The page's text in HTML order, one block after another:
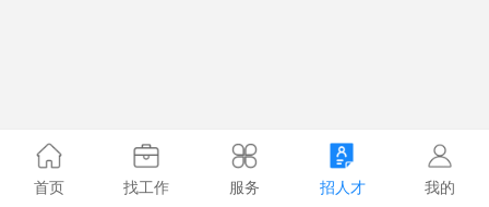
首页 找工作 服务 招人才 我的